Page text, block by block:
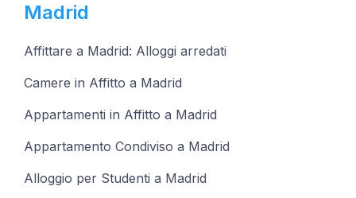
Madrid
Affittare a Madrid: Alloggi arredati
Camere in Affitto a Madrid
Appartamenti in Affitto a Madrid
Appartamento Condiviso a Madrid
Alloggio per Studenti a Madrid